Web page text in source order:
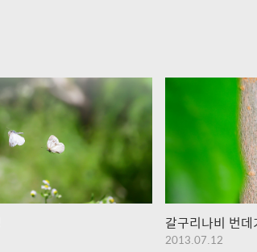
갈구리나비 번데
2013.07.12